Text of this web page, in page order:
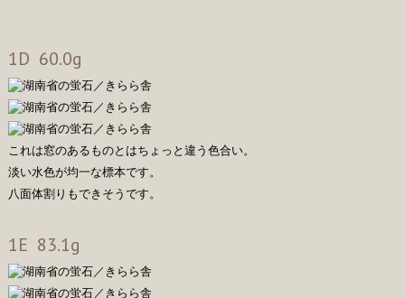
1D 60.0g
これは窓のあるものとはちょっと違う色合い。
淡い水色が均一な標本です。
八面体割りもできそうです。
1E 83.1g